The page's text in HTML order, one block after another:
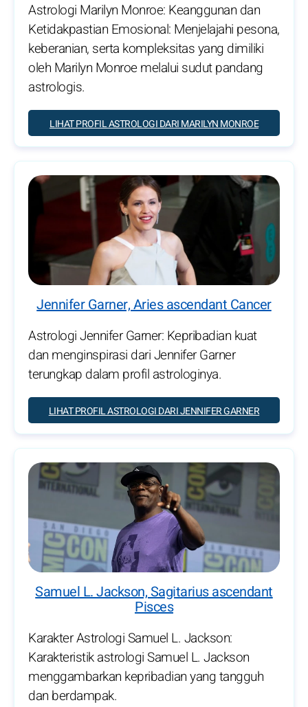
Astrologi Marilyn Monroe: Keanggunan dan
Ketidakpastian Emosional: Menjelajahi pesona,
keberanian, serta kompleksitas yang dimiliki
oleh Marilyn Monroe melalui sudut pandang
astrologis.
LIHAT PROFIL ASTROLOGI DARI MARILYN MONROE
Jennifer Garner, Aries ascendant Cancer
Astrologi Jennifer Garner: Kepribadian kuat
dan menginspirasi dari Jennifer Garner
terungkap dalam profil astrologinya.
LIHAT PROFIL ASTROLOGI DARI JENNIFER GARNER
Samuel L. Jackson, Sagitarius ascendant
Pisces
Karakter Astrologi Samuel L. Jackson:
Karakteristik astrologi Samuel L. Jackson
menggambarkan kepribadian yang tangguh
dan berdampak.